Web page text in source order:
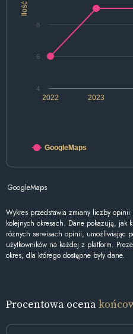
Ilość
2022 2023
6
8
4
GoogleMaps
GoogleMaps
Wykres przedstawia zmiany liczby
kolejnych okresach. Dane pokazują, jak
różnych serwisach opinii, umożliwiając
użytkowników na każdej z platform.
okres, dla którego dostępne były dane.
Procentowa ocena